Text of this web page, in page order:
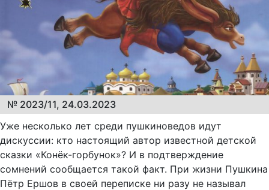
№ 2023/11, 24.03.2023
Уже несколько лет среди пушкиноведов идут
дискуссии: кто настоящий автор известной детской
сказки «Конёк-горбунок»? И в подтверждение
сомнений сообщается такой факт. При жизни Пушкина
Пётр Ершов в своей переписке ни разу не называл